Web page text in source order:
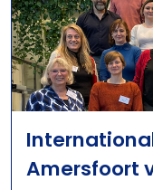
Amersfoort